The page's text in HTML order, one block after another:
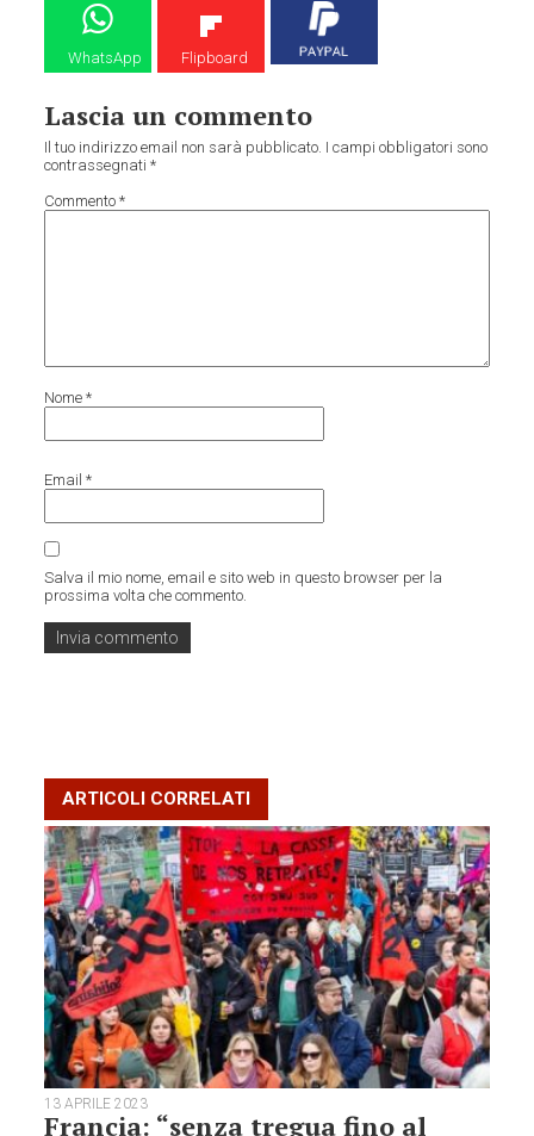
WhatsApp Flipboard
Lascia un commento
Il tuo indirizzo email non sarà pubblicato. I campi obbligatori sono
contrassegnati*
Commento*
Nome*
Email*
Salva il mio nome, email e sito web in questo browser per la
prossima volta che commento.
ARTICOLI CORRELATI
13 APRILE 2023
Francia: “senza tregua fino al